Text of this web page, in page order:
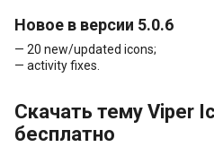
Новое в версии 5.0.6
— 20 new/updated icons;
— activity fixes.
Скачать тему Viper
бесплатно